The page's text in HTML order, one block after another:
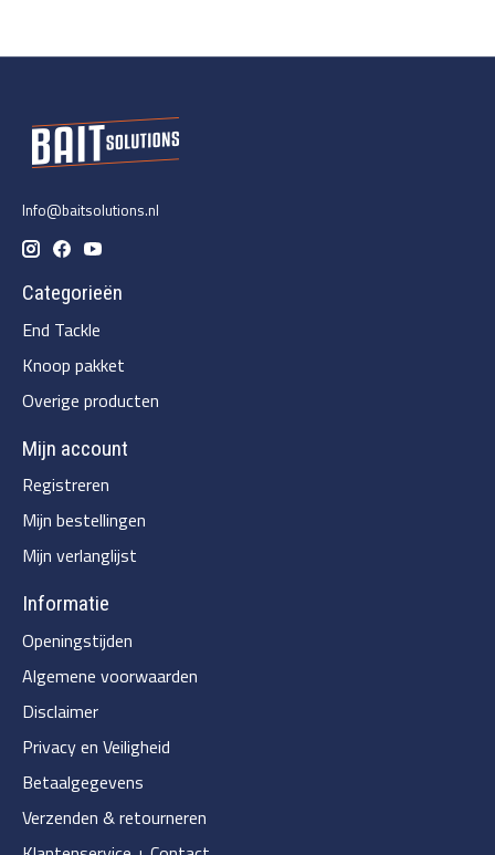
Info@baitsolutions.nl
Categorieën
End Tackle
Knoop pakket
Overige producten
Mijn account
Registreren
Mijn bestellingen
Mijn verlanglijst
Informatie
Openingstijden
Algemene voorwaarden
Disclaimer
Privacy en Veiligheid
Betaalgegevens
Verzenden & retourneren